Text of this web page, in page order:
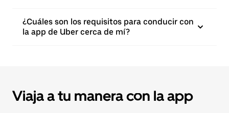
¿Cuáles son los requisitos para conducir con
la app de Uber cerca de mí?
Viaja a tu manera con la app